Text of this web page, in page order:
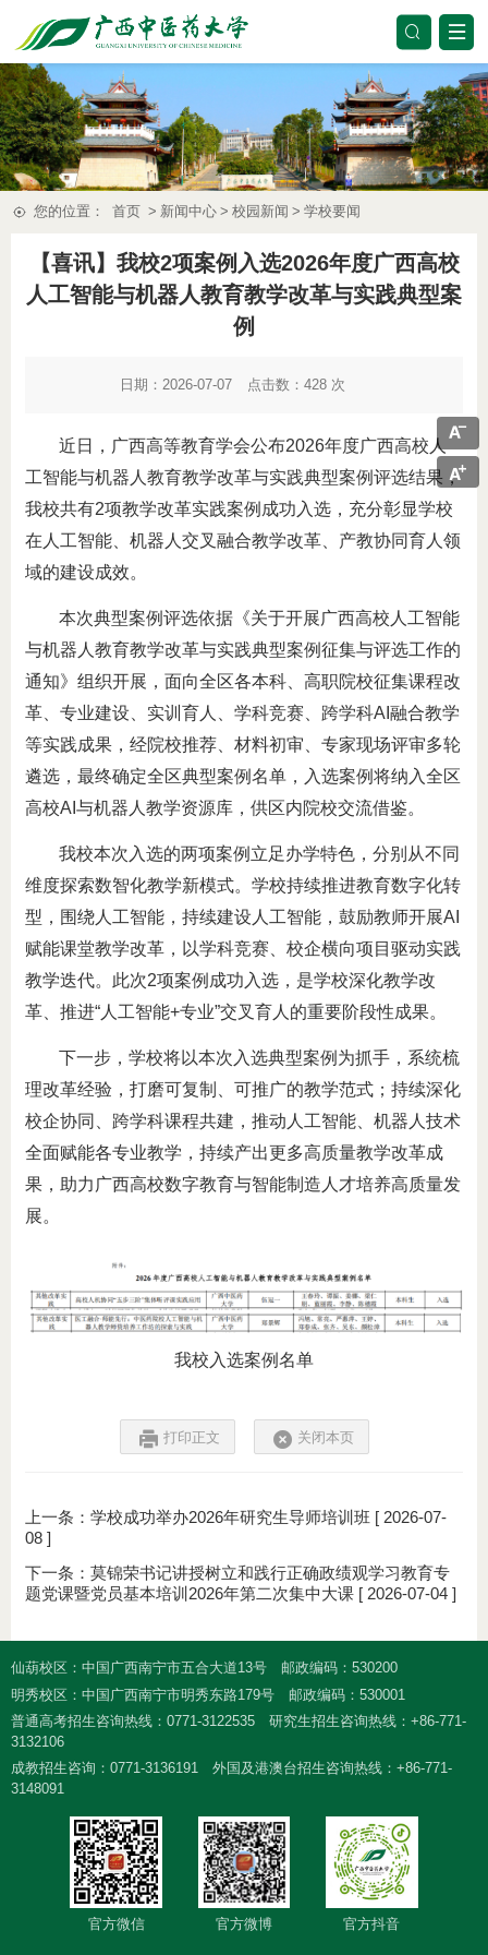
您的位置： 首页 > 新闻中心 > 校园新闻 > 学校要闻
【喜讯】我校2项案例入选2026年度广西高校
人工智能与机器人教育教学改革与实践典型案
例
日期：2026-07-07 点击数：428 次
近日，广西高等教育学会公布2026年度广西高校人
工智能与机器人教育教学改革与实践典型案例评选结果，
我校共有2项教学改革实践案例成功入选，充分彰显学校
在人工智能、机器人交叉融合教学改革、产教协同育人领
域的建设成效。
本次典型案例评选依据《关于开展广西高校人工智能
与机器人教育教学改革与实践典型案例征集与评选工作的
通知》组织开展，面向全区各本科、高职院校征集课程改
革、专业建设、实训育人、学科竞赛、跨学科AI融合教学
等实践成果，经院校推荐、材料初审、专家现场评审多轮
遴选，最终确定全区典型案例名单，入选案例将纳入全区
高校AI与机器人教学资源库，供区内院校交流借鉴。
我校本次入选的两项案例立足办学特色，分别从不同
维度探索数智化教学新模式。学校持续推进教育数字化转
型，围绕人工智能，持续建设人工智能，鼓励教师开展AI
赋能课堂教学改革，以学科竞赛、校企横向项目驱动实践
教学迭代。此次2项案例成功入选，是学校深化教学改
革、推进“人工智能+专业”交叉育人的重要阶段性成果。
下一步，学校将以本次入选典型案例为抓手，系统梳
理改革经验，打磨可复制、可推广的教学范式；持续深化
校企协同、跨学科课程共建，推动人工智能、机器人技术
全面赋能各专业教学，持续产出更多高质量教学改革成
果，助力广西高校数字教育与智能制造人才培养高质量发
展。
我校入选案例名单
打印正文 关闭本页
上一条： 学校成功举办2026年研究生导师培训班 [ 2026-07-
08 ]
下一条： 莫锦荣书记讲授树立和践行正确政绩观学习教育专
题党课暨党员基本培训2026年第二次集中大课 [ 2026-07-04 ]
仙葫校区：中国广西南宁市五合大道13号
邮政编码：530200
明秀校区：中国广西南宁市明秀东路179号
邮政编码：530001
普通高考招生咨询热线：0771-3122535
研究生招生咨询热线：+86-771-
3132106
成教招生咨询：0771-3136191
外国及港澳台招生咨询热线：+86-771-
3148091
官方微信 官方微博 官方抖音